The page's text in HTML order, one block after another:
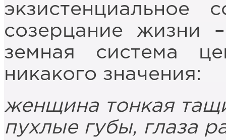
экзистенциальное
созерцание жизни
земная система
никакого значения:
женщина тонкая
пухлые губы, глаза